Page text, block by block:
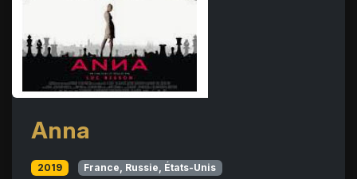
Anna
2019 France, Russie, États-Unis